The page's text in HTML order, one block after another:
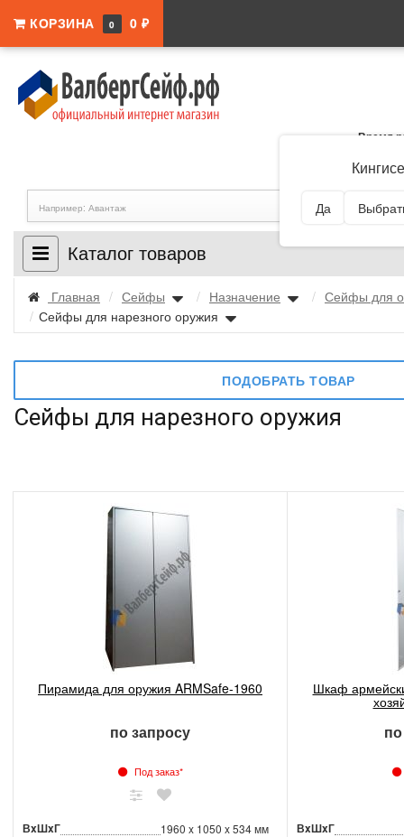
КОРЗИНА 0 0 ₽
Да
Время
Каталог товаров
Главная / Сейфы / Назначение / Сейфы для
/ Сейфы для нарезного оружия
ПОДОБРАТЬ ТОВАР
Сейфы для нарезного оружия
Пирамида для оружия ARMSafe-1960
по запросу
Под заказ*
ВxШxГ 1960 x 1050 x 534 мм
Шкаф
ВxШxГ